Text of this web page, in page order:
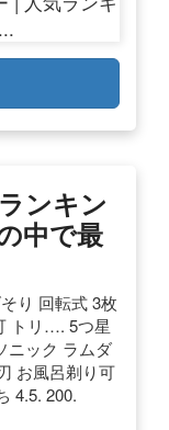
ンキン
中で最
り 回転式 3枚
トリ…. 5つ星
ニック ラムダ
お風呂剃り可
4.5. 200.